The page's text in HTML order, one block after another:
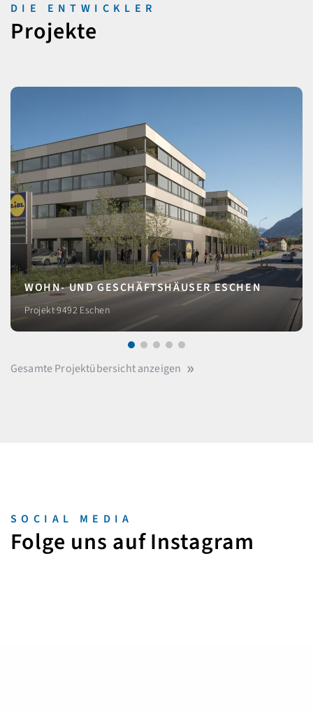
DIE ENTWICKLER
Projekte
UND GESCHÄFTSHÄUSER ESCHEN
9492 Eschen
Gesamte Projektübersicht anzeigen
SOCIAL MEDIA
Folge uns auf Instagram